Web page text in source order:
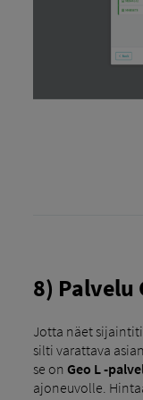
8) Palvelu
Jotta näet
silti varattava
se on Geo L -
ajoneuvolle.